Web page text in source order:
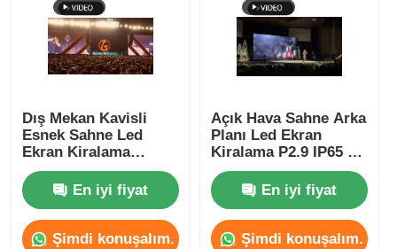
Dış Mekan Kavisli
Esnek Sahne Led
Ekran Kiralama
3.91mm Alışveriş
Merkezleri 5V SDK
En iyi fiyat
Şimdi konuşalım.
Açık Hava Sahne Arka
Planı Led Ekran
Kiralama P2.9 IP65 Su
Geçirmez Konserler
İçin
En iyi fiyat
Şimdi konuşalım.